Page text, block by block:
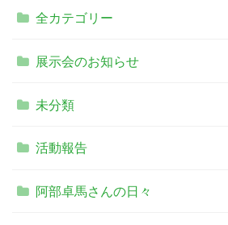
全カテゴリー
展示会のお知らせ
未分類
活動報告
阿部卓馬さんの日々